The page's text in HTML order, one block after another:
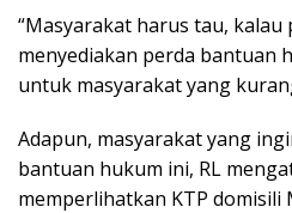
“Masyarakat harus tau,
menyediakan perda bantuan
untuk masyarakat yang
Adapun, masyarakat yang
bantuan hukum ini, RL
memperlihatkan KTP domisili